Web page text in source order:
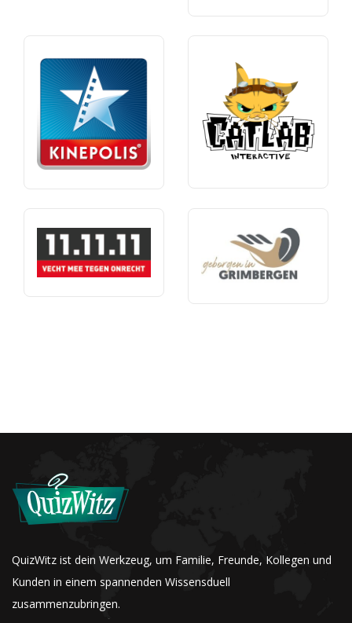
QuizWitz ist dein Werkzeug, um Familie, Freunde, Kollegen und
Kunden in einem spannenden Wissensduell
zusammenzubringen.